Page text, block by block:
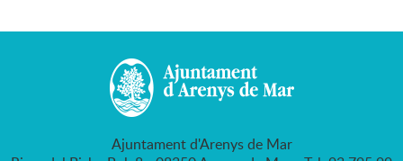
Ajuntament d'Arenys de Mar